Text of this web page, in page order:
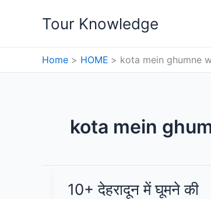
Tour Knowledge
Home HOME kota mein ghumne
kota mein
10+ देहरादून में घूमने की